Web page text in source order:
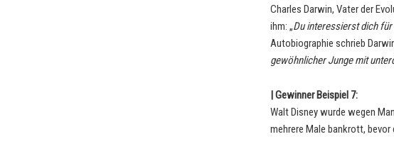
Charles Darwin, Vater der
ihm: „Du interessierst dich für
Autobiographie schrieb
gewöhnlicher Junge mit
| Gewinner Beispiel 7:
Walt Disney wurde wegen
mehrere Male bankrott, bevor